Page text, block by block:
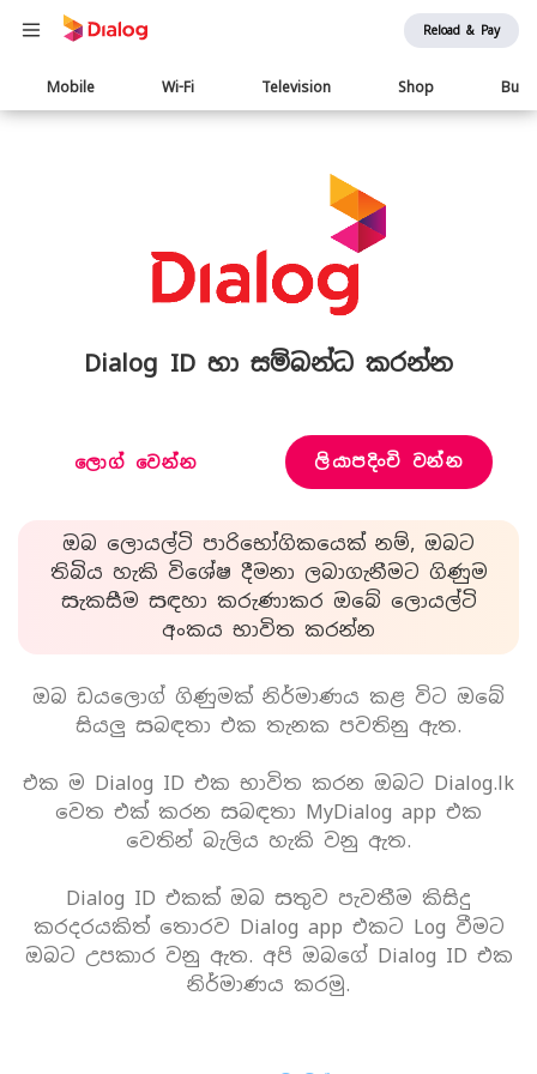
Reload & Pay
Main
navigation
Mobile Wi-Fi Television Shop
Dialog ID හා සම්බන්ධ කරන්න
ලොග් වෙන්න ලියාපදිංචි වන්න
ඔබ ලොයල්ටි පාරිභෝගිකයෙක් නම්, ඔබට
තිබිය හැකි විශේෂ දීමනා ලබාගැනීමට ගිණුම
සැකසීම සඳහා කරුණාකර ඔබේ ලොයල්ටි
අංකය භාවිත කරන්න
ඔබ ඩයලොග් ගිණුමක් නිර්මාණය කළ විට ඔබේ
සියලු සබඳතා එක තැනක පවතිනු ඇත.
එක ම Dialog ID එක භාවිත කරන ඔබට Dialog.lk
වෙත එක් කරන සබඳතා MyDialog app එක
වෙතින් බැලිය හැකි වනු ඇත.
Dialog ID එකක් ඔබ සතුව පැවතීම කිසිදු
කරදරයකිත් තොරව Dialog app එකට Log වීමට
ඔබට උපකාර වනු ඇත. අපි ඔබගේ Dialog ID එක
නිර්මාණය කරමු.